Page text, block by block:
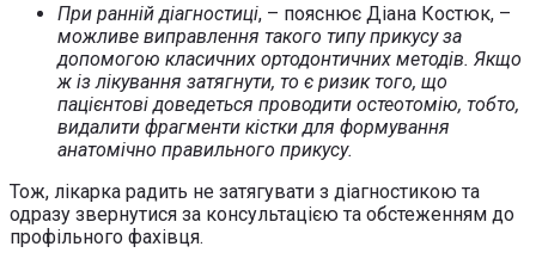
При ранній діагностиці, – пояснює Діана Костюк, –
можливе виправлення такого типу прикусу за
допомогою класичних ортодонтичних методів. Якщо
ж із лікування затягнути, то є ризик того, що
пацієнтові доведеться проводити остеотомію, тобто,
видалити фрагменти кістки для формування
анатомічно правильного прикусу.
Тож, лікарка радить не затягувати з діагностикою та
одразу звернутися за консультацією та обстеженням до
профільного фахівця.